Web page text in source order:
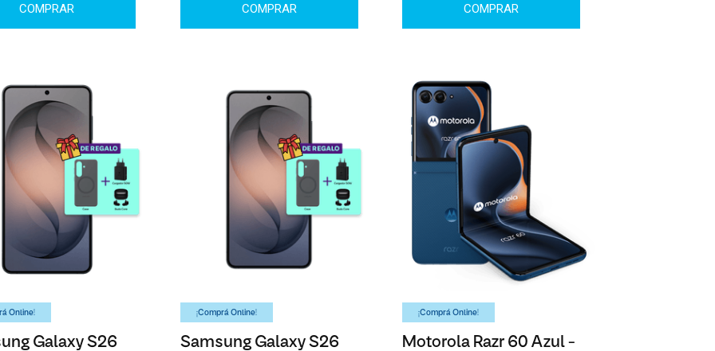
COMPRAR COMPRAR COMPRAR
Online!
Galaxy S26
¡Comprá Online!
Samsung Galaxy S26
¡Comprá Online!
Motorola Razr 60 Azul -